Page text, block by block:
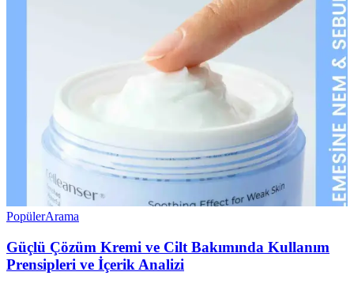
PopülerArama
Güçlü Çözüm Kremi ve Cilt Bakımında Kullanım
Prensipleri ve İçerik Analizi